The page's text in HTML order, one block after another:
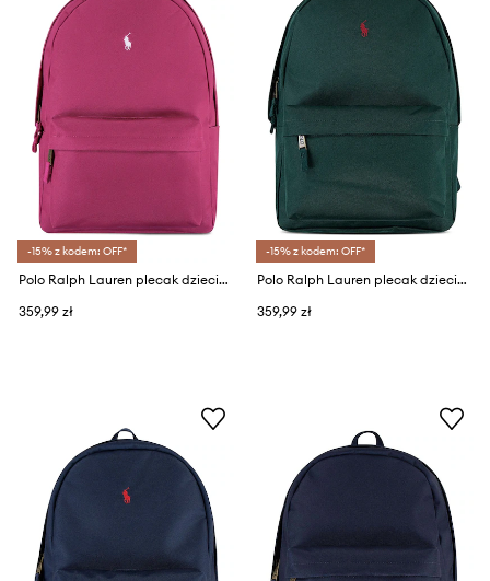
-15% z kodem: OFF*
Polo Ralph Lauren plecak dziecięcy
359,99 zł
-15% z kodem: OFF*
Polo Ralph Lauren plecak dziecięcy
359,99 zł